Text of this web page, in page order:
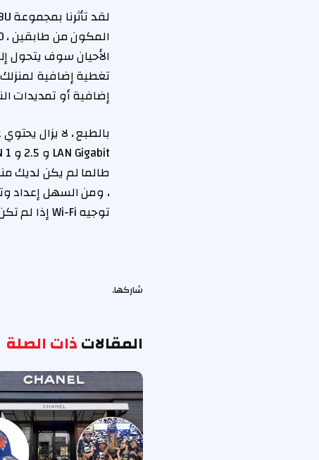
إضافية أو تمديدات
بالطبع ، لا يزال
توجيه Wi-Fi إذا لم تكن متأكدًا.
شاركها.
المقالاتذات الصلة